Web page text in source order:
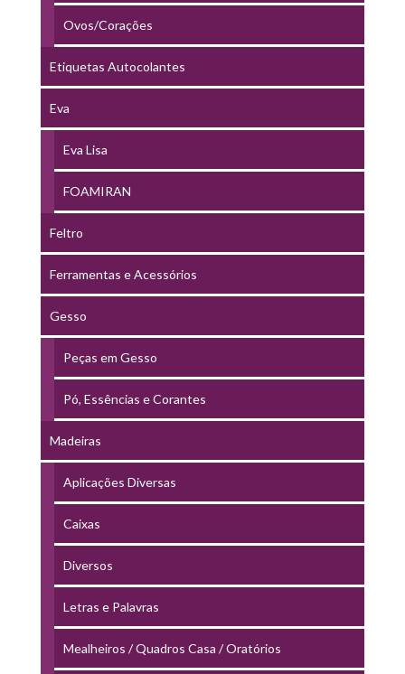
Ovos/Corações
Etiquetas Autocolantes
Eva
Eva Lisa
FOAMIRAN
Feltro
Ferramentas e Acessórios
Gesso
Peças em Gesso
Pó, Essências e Corantes
Madeiras
Aplicações Diversas
Caixas
Diversos
Letras e Palavras
Mealheiros / Quadros Casa / Oratórios